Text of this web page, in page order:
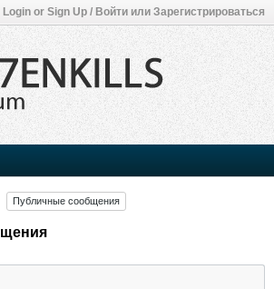
Login or Sign Up / Войти или Зарегистрироваться
Публичные сообщения